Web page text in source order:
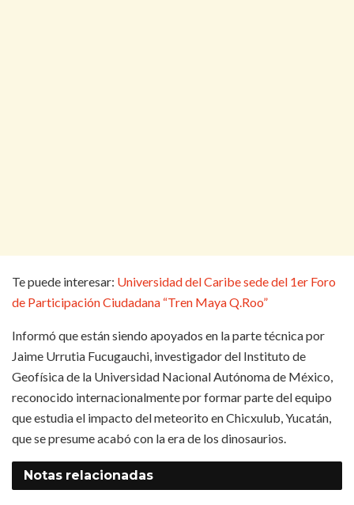
Te puede interesar: Universidad del Caribe sede del 1er Foro
de Participación Ciudadana “Tren Maya Q.Roo”
Informó que están siendo apoyados en la parte técnica por
Jaime Urrutia Fucugauchi, investigador del Instituto de
Geofísica de la Universidad Nacional Autónoma de México,
reconocido internacionalmente por formar parte del equipo
que estudia el impacto del meteorito en Chicxulub, Yucatán,
que se presume acabó con la era de los dinosaurios.
Notas relacionadas